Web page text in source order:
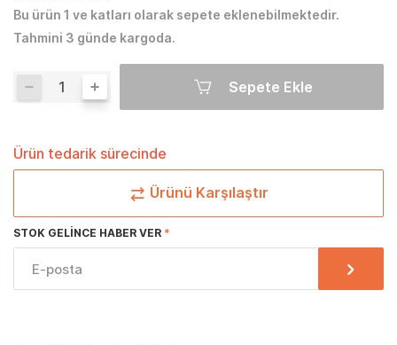
Bu ürün 1 ve katları olarak sepete eklenebilmektedir.
Tahmini 3 günde kargoda.
Sepete Ekle
Ürün tedarik sürecinde
Ürünü Karşılaştır
STOK GELINCE HABER VER